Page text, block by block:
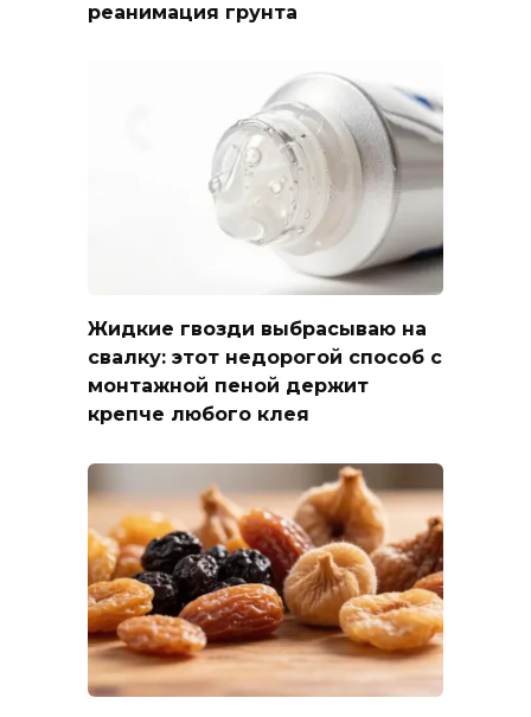
реанимация грунта
Жидкие гвозди выбрасываю на
свалку: этот недорогой способ с
монтажной пеной держит
крепче любого клея